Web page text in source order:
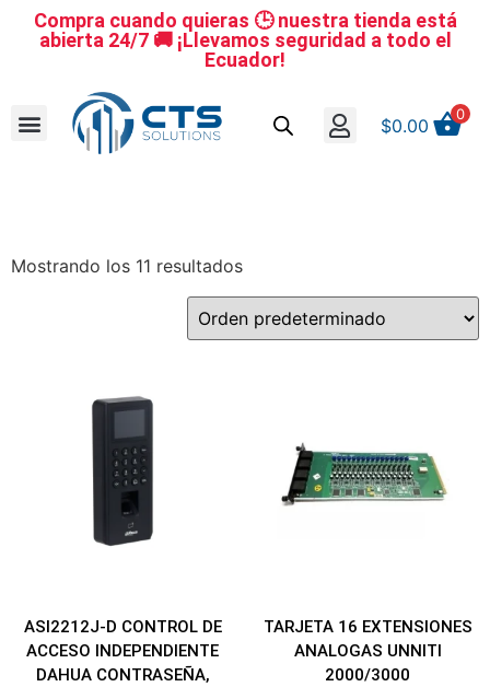
Compra cuando quieras 🕒 nuestra tienda está
abierta 24/7 🚚 ¡Llevamos seguridad a todo el
Ecuador!
$0.00
0
Mostrando los 11 resultados
ASI2212J-D CONTROL DE
ACCESO INDEPENDIENTE
DAHUA CONTRASEÑA,
TARJETA 16 EXTENSIONES
ANALOGAS UNNITI
2000/3000